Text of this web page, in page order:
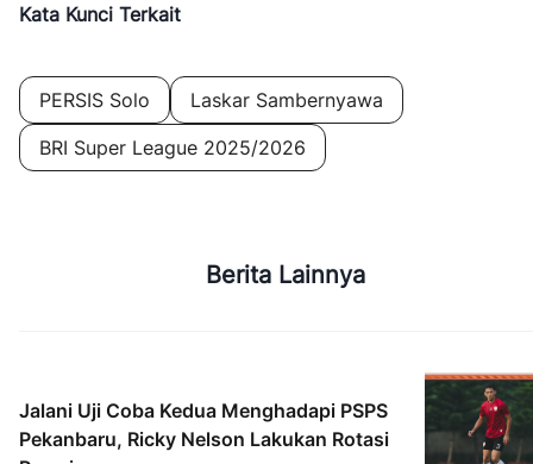
Kata Kunci Terkait
PERSIS Solo
Laskar Sambernyawa
BRI Super League 2025/2026
Berita Lainnya
Jalani Uji Coba Kedua Menghadapi PSPS
Pekanbaru, Ricky Nelson Lakukan Rotasi